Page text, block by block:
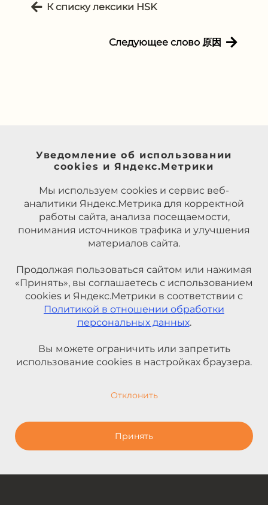
К списку лексики HSK
Следующее слово 原因
Уведомление об использовании
cookies и Яндекс.Метрики
Мы используем cookies и сервис веб-
аналитики Яндекс.Метрика для корректной
работы сайта, анализа посещаемости,
понимания источников трафика и улучшения
материалов сайта.
Продолжая пользоваться сайтом или нажимая
«Принять», вы соглашаетесь с использованием
cookies и Яндекс.Метрики в соответствии с
Политикой в отношении обработки
персональных данных.
Вы можете ограничить или запретить
использование cookies в настройках браузера.
Отклонить
Принять